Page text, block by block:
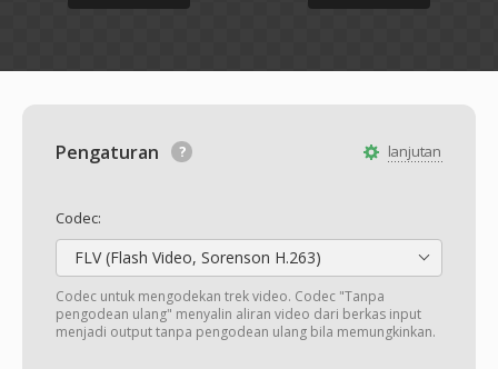
lanjutan
Pengaturan
Codec:
FLV (Flash Video, Sorenson H.263)
Codec untuk mengodekan trek video. Codec "Tanpa
pengodean ulang" menyalin aliran video dari berkas input
menjadi output tanpa pengodean ulang bila memungkinkan.